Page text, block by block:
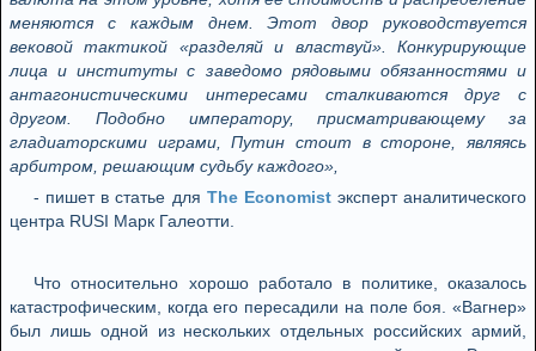
меняются с каждым днем. Этот двор руководствуется
вековой тактикой «разделяй и властвуй». Конкурирующие
лица и институты с заведомо рядовыми обязанностями и
антагонистическими интересами сталкиваются друг с
другом. Подобно императору, присматривающему за
гладиаторскими играми, Путин стоит в стороне, являясь
арбитром, решающим судьбу каждого»,
- пишет в статье для The Economistэксперт аналитического
центра RUSI Марк Галеотти.
Что относительно хорошо работало в политике, оказалось
катастрофическим, когда его пересадили на поле боя. «Вагнер»
был лишь одной из нескольких отдельных российских армий,